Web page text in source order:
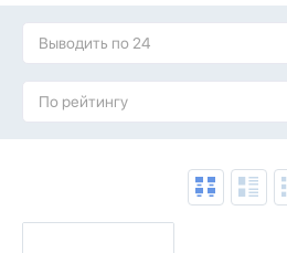
Выводить по 24
По рейтингу